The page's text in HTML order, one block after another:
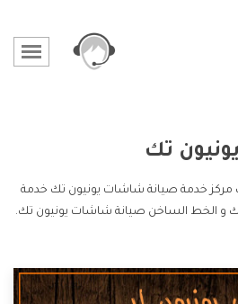
تك
مركز خدمة صيانة شاشات يونيون تك خدمة
و الخط الساخن صيانة شاشات يونيون تك.